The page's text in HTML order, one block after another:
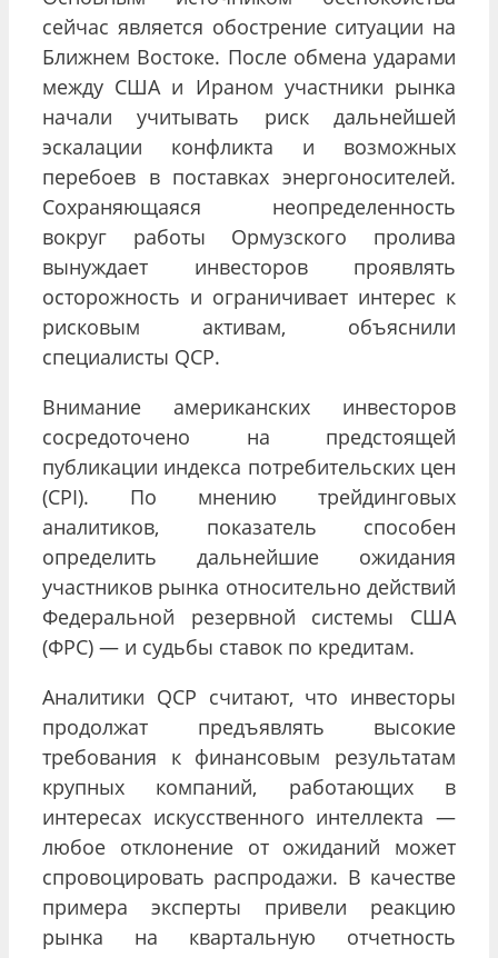
сейчас является обострение ситуации на
Ближнем Востоке. После обмена ударами
между США и Ираном участники рынка
начали учитывать риск дальнейшей
эскалации конфликта и возможных
перебоев в поставках энергоносителей.
Сохраняющаяся неопределенность
вокруг работы Ормузского пролива
вынуждает инвесторов проявлять
осторожность и ограничивает интерес к
рисковым активам, объяснили
специалисты QCP.
Внимание американских инвесторов
сосредоточено на предстоящей
публикации индекса потребительских цен
(CPI). По мнению трейдинговых
аналитиков, показатель способен
определить дальнейшие ожидания
участников рынка относительно действий
Федеральной резервной системы США
(ФРС) — и судьбы ставок по кредитам.
Аналитики QCP считают, что инвесторы
продолжат предъявлять высокие
требования к финансовым результатам
крупных компаний, работающих в
интересах искусственного интеллекта —
любое отклонение от ожиданий может
спровоцировать распродажи. В качестве
примера эксперты привели реакцию
рынка на квартальную отчетность